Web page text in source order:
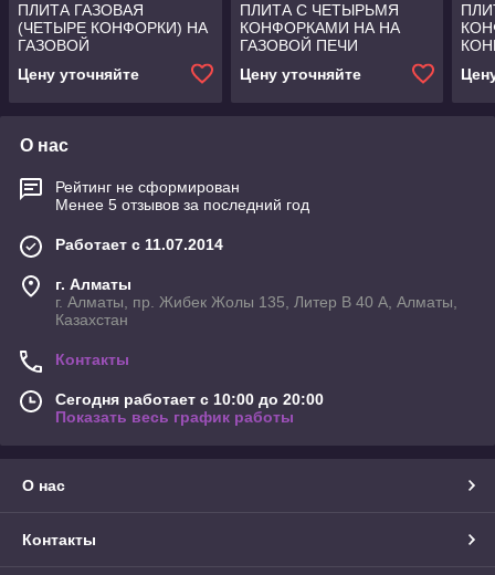
ПЛИТА ГАЗОВАЯ
(ЧЕТЫРЕ КОНФОРКИ) НА
ГАЗОВОЙ
КОНВЕКЦИОННОЙ ПЕЧИ
3/1 GN Angelopo
Цену уточняйте
ПЛИТА С ЧЕТЫРЬМЯ
КОНФОРКАМИ НА НА
ГАЗОВОЙ ПЕЧИ
Цену уточняйте
О нас
Рейтинг не сформирован
Менее 5 отзывов за последний год
Работает с 11.07.2014
г. Алматы
г. Алматы, пр. Жибек Жолы 135, Литер В 40 А, Алматы,
Казахстан
Контакты
Сегодня работает с 10:00 до 20:00
Показать весь график работы
О нас
Контакты